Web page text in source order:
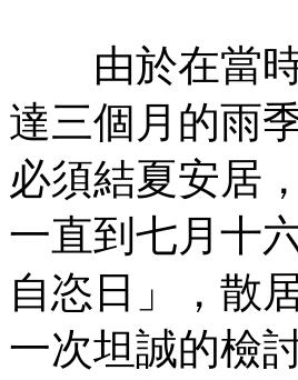
由於在當時
達三個月的雨
必須結夏安居
一直到七月十
自恣日」，散
一次坦誠的檢